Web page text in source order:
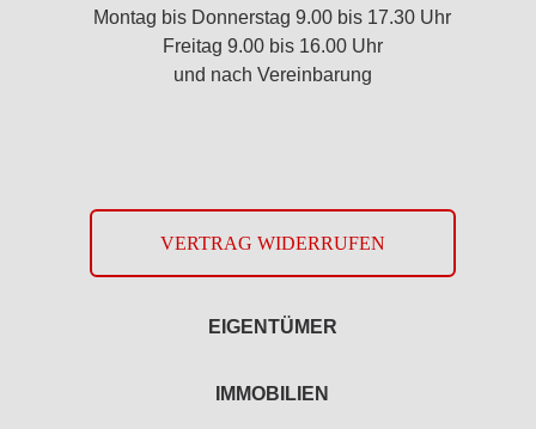
Montag bis Donnerstag 9.00 bis 17.30 Uhr
Freitag 9.00 bis 16.00 Uhr
und nach Vereinbarung
VERTRAG WIDERRUFEN
EIGENTÜMER
IMMOBILIEN